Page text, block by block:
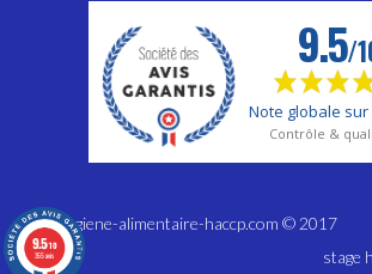
www.hygiene-alimentaire-haccp.com © 2017
stage
9.5/10
355 avis